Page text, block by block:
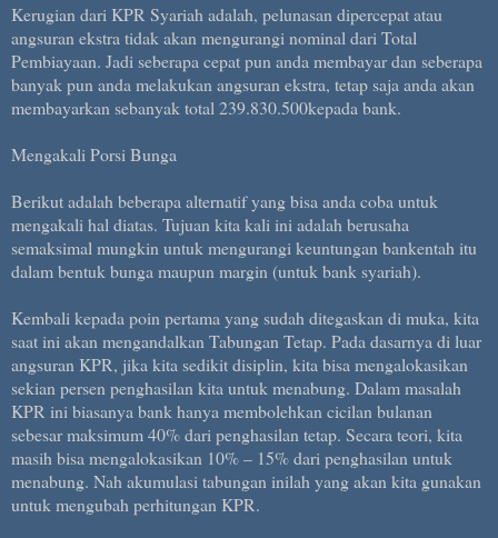
Kerugian dari KPR Syariah adalah, pelunasan dipercepat atau
angsuran ekstra tidak akan mengurangi nominal dari Total
Pembiayaan. Jadi seberapa cepat pun anda membayar dan seberapa
banyak pun anda melakukan angsuran ekstra, tetap saja anda akan
membayarkan sebanyak total 239.830.500kepada bank.
Mengakali Porsi Bunga
Berikut adalah beberapa alternatif yang bisa anda coba untuk
mengakali hal diatas. Tujuan kita kali ini adalah berusaha
semaksimal mungkin untuk mengurangi keuntungan bankentah itu
dalam bentuk bunga maupun margin (untuk bank syariah).
Kembali kepada poin pertama yang sudah ditegaskan di muka, kita
saat ini akan mengandalkan Tabungan Tetap. Pada dasarnya di luar
angsuran KPR, jika kita sedikit disiplin, kita bisa mengalokasikan
sekian persen penghasilan kita untuk menabung. Dalam masalah
KPR ini biasanya bank hanya membolehkan cicilan bulanan
sebesar maksimum 40% dari penghasilan tetap. Secara teori, kita
masih bisa mengalokasikan 10% – 15% dari penghasilan untuk
menabung. Nah akumulasi tabungan inilah yang akan kita gunakan
untuk mengubah perhitungan KPR.